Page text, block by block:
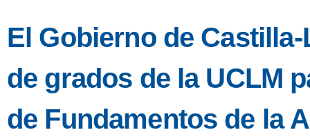
El Gobierno de
de grados de la UCLM
de Fundamentos de la